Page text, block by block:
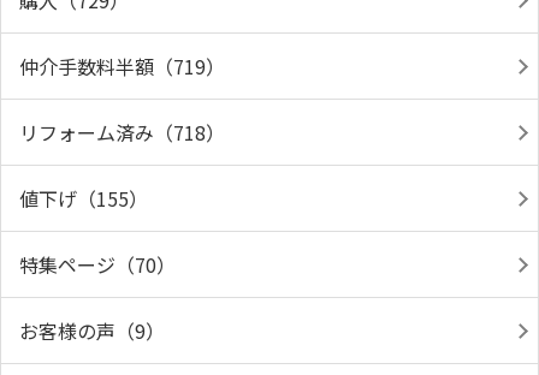
仲介手数料半額（719）
リフォーム済み（718）
値下げ（155）
特集ページ（70）
お客様の声（9）